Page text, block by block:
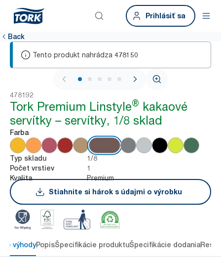
Prihlásiť sa
Back
Tento produkt nahrádza 478150
1 / 5
478192
Tork Premium Linstyle® kakaové
servítky – servítky, 1/8 sklad
Farba
Typ skladu 1/8
Počet vrstiev 1
Kvalita
Premium
Stiahnite si hárok s údajmi o výrobku
výhodyPopisŠpecifikácie produktuŠpecifikácie dodania